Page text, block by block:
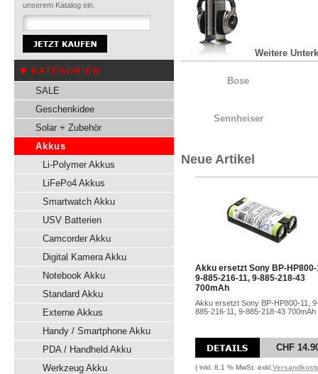
unserem Katalog ein.
KATEGORIEN
SALE
Geschenkidee
Solar + Zubehör
Akkus
Li-Polymer Akkus
LiFePo4 Akkus
Smartwatch Akku
USV Batterien
Camcorder Akku
Digital Kamera Akku
Notebook Akku
Standard Akku
Externe Akkus
Handy / Smartphone Akku
PDA / Handheld Akku
Werkzeug Akku
Weitere
Bose
Sennheiser
Neue Artikel
Akku ersetzt Sony BP-HP800-
9-885-216-11, 9-885-218-43
700mAh
Akku ersetzt Sony BP-HP800-11,
885-216-11, 9-885-218-43 700mAh
CHF
( inkl. 8.1 % MwSt. exkl.